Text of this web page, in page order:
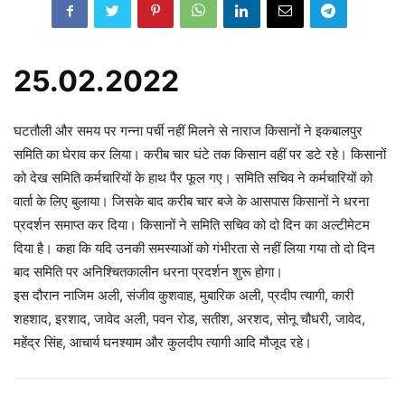
25.02.2022
घटतौली और समय पर गन्ना पर्ची नहीं मिलने से नाराज किसानों ने इकबालपुर
समिति का घेराव कर लिया। करीब चार घंटे तक किसान वहीं पर डटे रहे। किसानों
को देख समिति कर्मचारियों के हाथ पैर फूल गए। समिति सचिव ने कर्मचारियों को
वार्ता के लिए बुलाया। जिसके बाद करीब चार बजे के आसपास किसानों ने धरना
प्रदर्शन समाप्त कर दिया। किसानों ने समिति सचिव को दो दिन का अल्टीमेटम
दिया है। कहा कि यदि उनकी समस्याओं को गंभीरता से नहीं लिया गया तो दो दिन
बाद समिति पर अनिश्चितकालीन धरना प्रदर्शन शुरू होगा।
इस दौरान नाजिम अली, संजीव कुशवाह, मुबारिक अली, प्रदीप त्यागी, कारी
शहशाद, इरशाद, जावेद अली, पवन रोड, सतीश, अरशद, सोनू चौधरी, जावेद,
महेंद्र सिंह, आचार्य घनश्याम और कुलदीप त्यागी आदि मौजूद रहे।